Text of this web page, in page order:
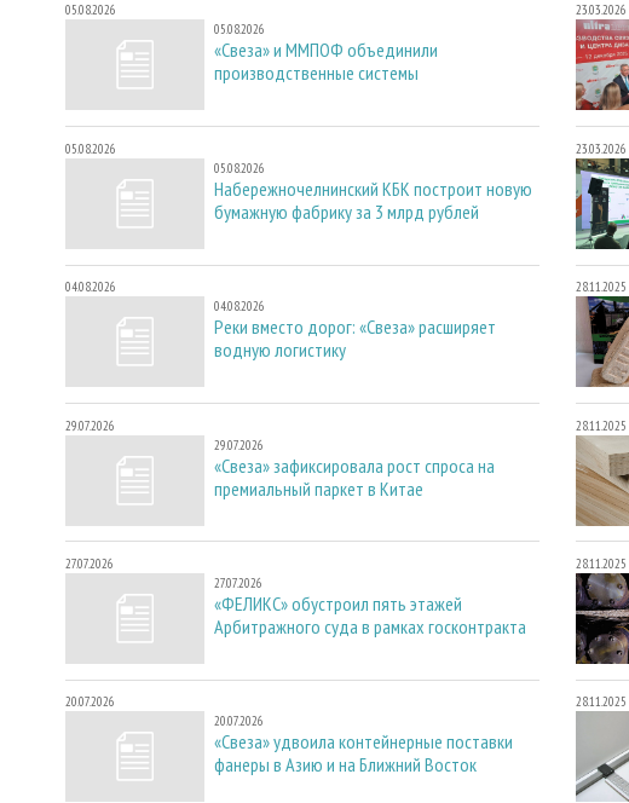
05.08.2026
05.08.2026
«Свеза» и ММПОФ объединили
производственные системы
05.08.2026
05.08.2026
Набережночелнинский КБК построит новую
бумажную фабрику за 3 млрд рублей
04.08.2026
04.08.2026
Реки вместо дорог: «Свеза» расширяет
водную логистику
29.07.2026
29.07.2026
«Свеза» зафиксировала рост спроса на
премиальный паркет в Китае
27.07.2026
27.07.2026
«ФЕЛИКС» обустроил пять этажей
Арбитражного суда в рамках госконтракта
20.07.2026
20.07.2026
«Свеза» удвоила контейнерные поставки
фанеры в Азию и на Ближний Восток
23.03.2026
23.03.2026
28.11.2025
28.11.2025
28.11.2025
28.11.2025